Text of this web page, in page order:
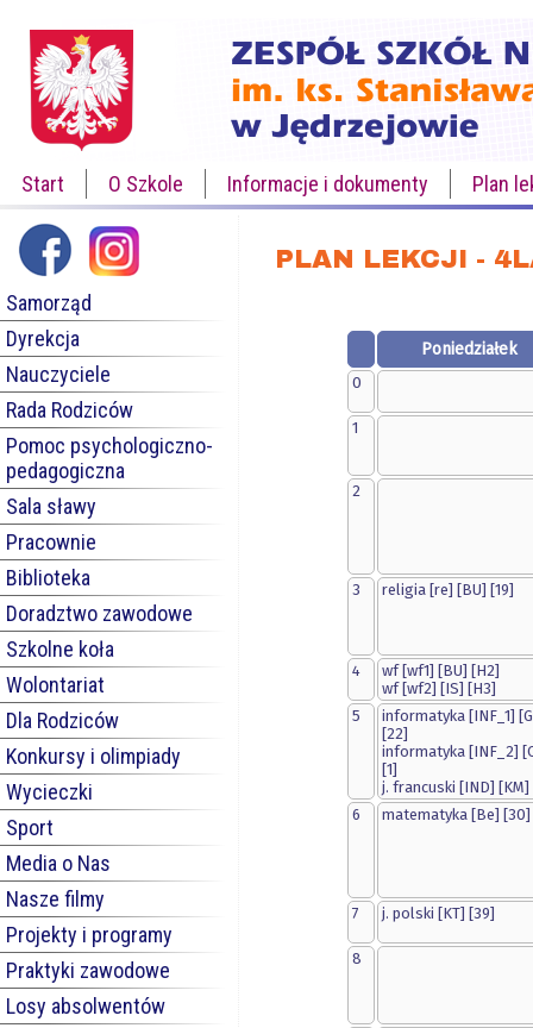
Start O Szkole Informacje i dokumenty Plan
Samorząd
Dyrekcja
Nauczyciele
Rada Rodziców
Pomoc psychologiczno-
pedagogiczna
Sala sławy
Pracownie
Biblioteka
Doradztwo zawodowe
Szkolne koła
Wolontariat
Dla Rodziców
Konkursy i olimpiady
Wycieczki
Sport
Media o Nas
Nasze filmy
Projekty i programy
Praktyki zawodowe
Losy absolwentów
PLAN LEKCJI -
Poniedziałek
0
1
2
3 religia [re] [BU] [19]
4
wf [wf1] [BU] [H2]
wf [wf2] [IS] [H3]
5
informatyka [INF_1]
[22]
informatyka [INF_2]
[1]
j. francuski [IND] [KM]
6
matematyka [Be] [30]
7 j. polski [KT] [39]
8